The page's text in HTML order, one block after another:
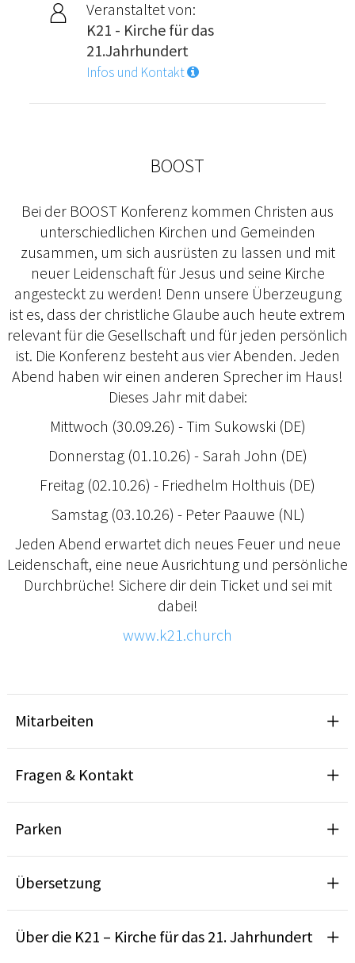
Veranstaltet von:
K21 - Kirche für das
21.Jahrhundert
Infos und Kontakt
BOOST
Bei der BOOST Konferenz kommen Christen aus
unterschiedlichen Kirchen und Gemeinden
zusammen, um sich ausrüsten zu lassen und mit
neuer Leidenschaft für Jesus und seine Kirche
angesteckt zu werden! Denn unsere Überzeugung
ist es, dass der christliche Glaube auch heute extrem
relevant für die Gesellschaft und für jeden persönlich
ist. Die Konferenz besteht aus vier Abenden. Jeden
Abend haben wir einen anderen Sprecher im Haus!
Dieses Jahr mit dabei:
Mittwoch (30.09.26) - Tim Sukowski (DE)
Donnerstag (01.10.26) - Sarah John (DE)
Freitag (02.10.26) - Friedhelm Holthuis (DE)
Samstag (03.10.26) - Peter Paauwe (NL)
Jeden Abend erwartet dich neues Feuer und neue
Leidenschaft, eine neue Ausrichtung und persönliche
Durchbrüche! Sichere dir dein Ticket und sei mit
dabei!
www.k21.church
Mitarbeiten
Fragen & Kontakt
Parken
Übersetzung
Über die K21 – Kirche für das 21. Jahrhundert